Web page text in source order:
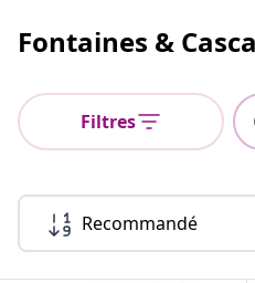
Fontaines &
Filtres
Recommandé